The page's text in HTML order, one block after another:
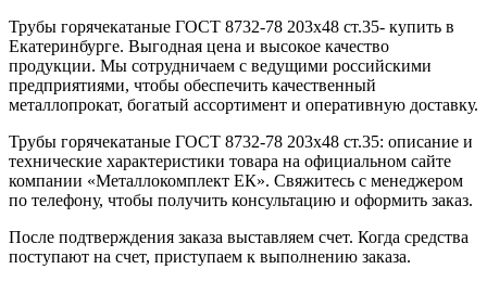
Трубы горячекатаные ГОСТ 8732-78 203x48 ст.35- купить в
Екатеринбурге. Выгодная цена и высокое качество
продукции. Мы сотрудничаем с ведущими российскими
предприятиями, чтобы обеспечить качественный
металлопрокат, богатый ассортимент и оперативную доставку.
Трубы горячекатаные ГОСТ 8732-78 203x48 ст.35: описание и
технические характеристики товара на официальном сайте
компании «Металлокомплект ЕК». Свяжитесь с менеджером
по телефону, чтобы получить консультацию и оформить заказ.
После подтверждения заказа выставляем счет. Когда средства
поступают на счет, приступаем к выполнению заказа.